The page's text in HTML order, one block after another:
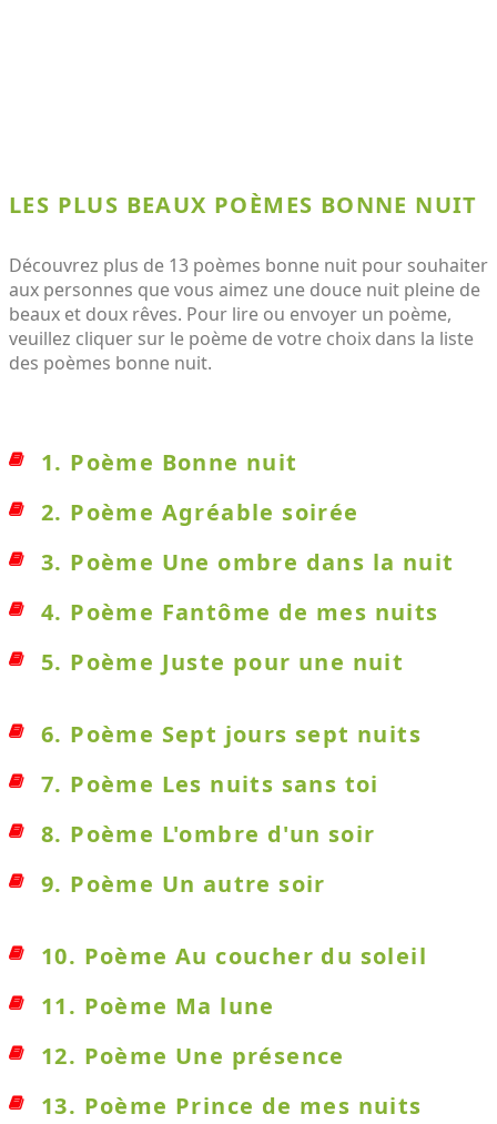
LES PLUS BEAUX POÈMES BONNE NUIT
Découvrez plus de 13 poèmes bonne nuit pour souhaiter
aux personnes que vous aimez une douce nuit pleine de
beaux et doux rêves. Pour lire ou envoyer un poème,
veuillez cliquer sur le poème de votre choix dans la liste
des poèmes bonne nuit.
1. Poème Bonne nuit
2. Poème Agréable soirée
3. Poème Une ombre dans la nuit
4. Poème Fantôme de mes nuits
5. Poème Juste pour une nuit
6. Poème Sept jours sept nuits
7. Poème Les nuits sans toi
8. Poème L'ombre d'un soir
9. Poème Un autre soir
10. Poème Au coucher du soleil
11. Poème Ma lune
12. Poème Une présence
13. Poème Prince de mes nuits